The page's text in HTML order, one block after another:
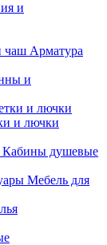
и
Арматура
и
и лючки
Кабины душевые
Мебель для